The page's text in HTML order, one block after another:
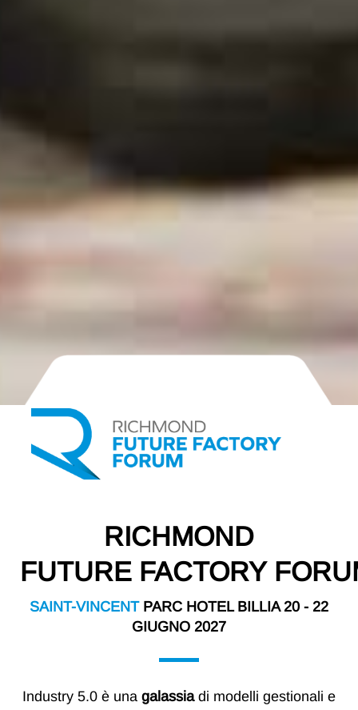
RICHMOND
FUTURE FACTORY
SAINT-VINCENTPARC HOTEL BILLIA 20 - 22
GIUGNO 2027
Industry 5.0 è una galassiadi modelli gestionali e